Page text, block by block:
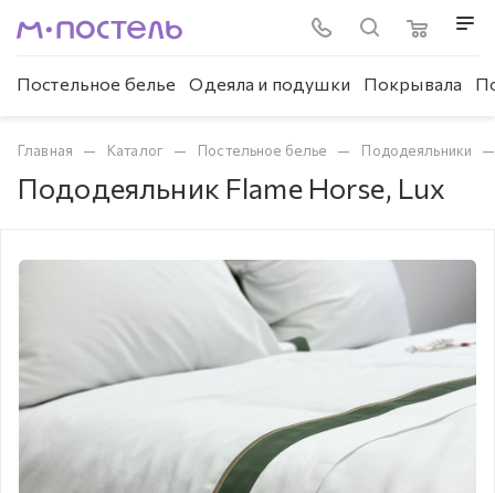
Постельное белье Одеяла и подушки Покрывала
Главная — Каталог — Постельное белье — Пододеяльники —
Пододеяльник Flame Horse, Lux